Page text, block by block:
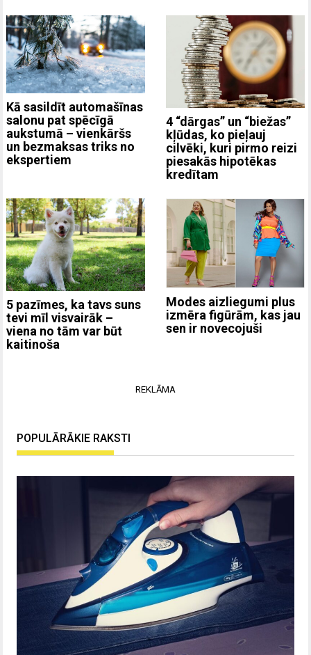
Kā sasildīt automašīnas
salonu pat spēcīgā
aukstumā – vienkāršs
un bezmaksas triks no
ekspertiem
4 “dārgas” un “biežas”
kļūdas, ko pieļauj
cilvēki, kuri pirmo reizi
piesakās hipotēkas
kredītam
5 pazīmes, ka tavs suns
tevi mīl visvairāk –
viena no tām var būt
kaitinoša
Modes aizliegumi plus
izmēra figūrām, kas jau
sen ir novecojuši
REKLĀMA
POPULĀRĀKIE RAKSTI